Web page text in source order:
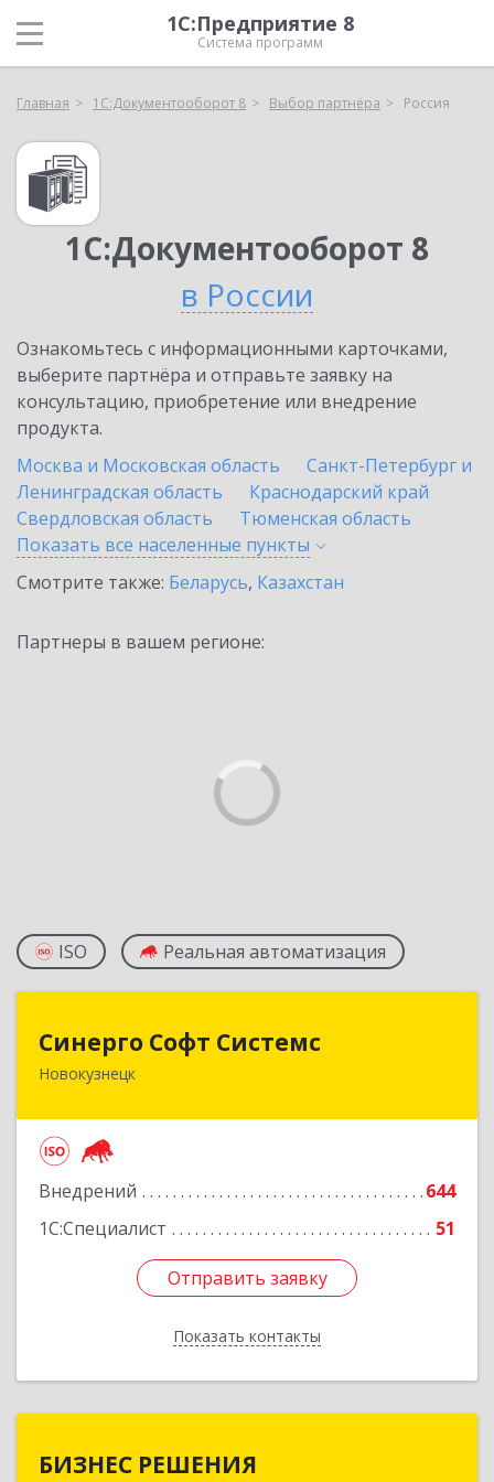
1С:Предприятие 8
Система программ
Главная 1С:Документооборот 8 Выбор партнёра Россия
1С:Документооборот 8
в России
Ознакомьтесь с информационными карточками,
выберите партнёра и отправьте заявку на
консультацию, приобретение или внедрение
продукта.
Москва и Московская область
Санкт-Петербург и
Ленинградская область
Краснодарский край
Свердловская область
Тюменская область
Показать все населенные пункты
Смотрите также: Беларусь, Казахстан
Партнеры в вашем регионе:
ISO Реальная автоматизация
Синерго Софт Системс
Новокузнецк
Внедрений
644
1С:Специалист
51
Отправить заявку
Показать контакты
Синерго Софт Системс
654005, Кемеровская обл, Новокузнецк г,
Отправить заявку
Назад
БИЗНЕС РЕШЕНИЯ